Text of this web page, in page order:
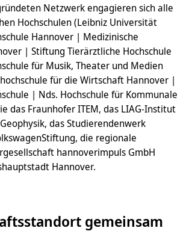
Netzwerk engagieren sich alle
Hochschulen (Leibniz Universität
Hannover | Medizinische
| Stiftung Tierärztliche Hochschule
für Musik, Theater und Medien
für die Wirtschaft Hannover |
| Nds. Hochschule für Kommunale
das Fraunhofer ITEM, das LIAG-Institut
das Studierendenwerk
die regionale
hannoverimpuls GmbH
Hannover.
gemeinsam